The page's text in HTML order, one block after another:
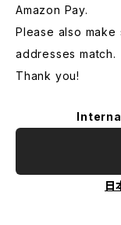
Amazon Pay.
Please also
addresses match.
Thank you!
日